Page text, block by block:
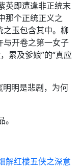
英即遭逢非正统末
那个正统正义之
之玉包含其中。柳
与开卷之第一女子
累及爹娘”的“真应
明明是悲剧，为何
红楼五侠之深意